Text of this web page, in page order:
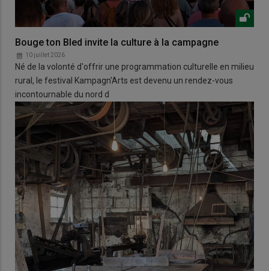
Bouge ton Bled invite la culture à la campagne
10 juillet 2026
Né de la volonté d'offrir une programmation culturelle en milieu
rural, le festival Kampagn'Arts est devenu un rendez-vous
incontournable du nord d